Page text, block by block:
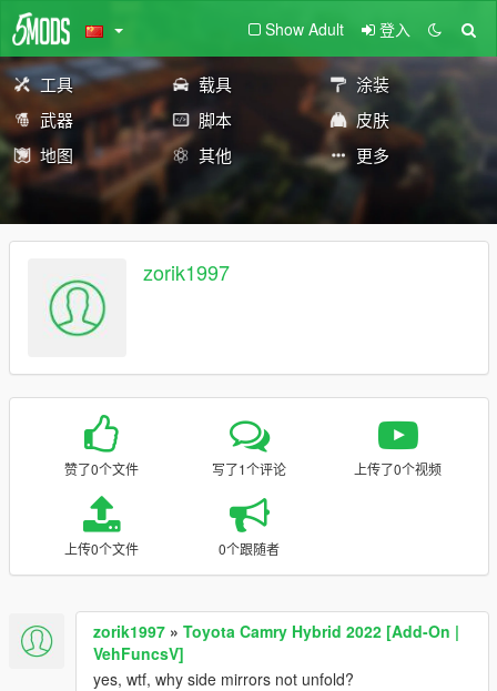
Show Adult 登入
工具 载具
涂装
武器
脚本
皮肤
地图
其他 更多
zorik1997
赞了0个文件 写了1个评论 上传了0个视频
上传0个文件 0个跟随者
zorik1997 » Toyota Camry Hybrid 2022 [Add-On |
VehFuncsV]
yes, wtf, why side mirrors not unfold?